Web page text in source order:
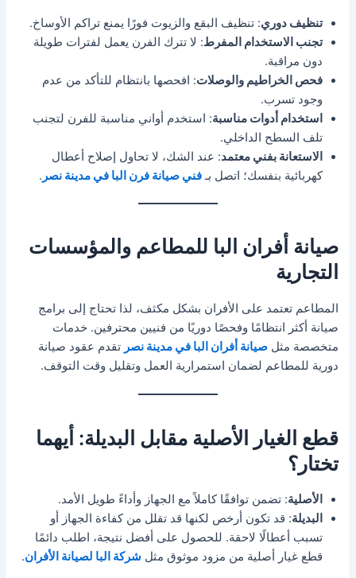
تنظيف دوري: تنظيف البقع والزيوت فورًا يمنع تراكم الأوساخ.
تجنب الاستخدام المفرط: لا تترك الفرن يعمل لفترات طويلة
دون مراقبة.
فحص الخراطيم والوصلات: افحصها بانتظام للتأكد من عدم
وجود تسرب.
استخدام أدوات مناسبة: استخدم أواني مناسبة للفرن لتجنب
تلف السطح الداخلي.
الاستعانة بفني معتمد: عند الشك، لا تحاول إصلاح أعطال
كهربائية بنفسك؛ اتصل بـفني صيانة فرن البا في مدينة نصر .
صيانة أفران البا للمطاعم والمؤسسات
التجارية
المطاعم تعتمد على الأفران بشكل مكثف، لذا تحتاج إلى برامج
صيانة أكثر انتظامًا وفحصًا دوريًا من فنيين محترفين. خدمات
متخصصة مثلصيانة أفران البا في مدينة نصر تقدم عقود صيانة
دورية للمطاعم لضمان استمرارية العمل وتقليل وقت التوقف.
قطع الغيار الأصلية مقابل البديلة: أيهما
تختار؟
الأصلية: تضمن توافقًا كاملاً مع الجهاز وأداءً طويل الأمد.
البديلة: قد تكون أرخص لكنها قد تقلل من كفاءة الجهاز أو
تسبب أعطالًا لاحقة. للحصول على أفضل نتيجة، اطلب دائمًا
قطع غيار أصلية من مزود موثوق مثل شركة البا لصيانة الأفران.